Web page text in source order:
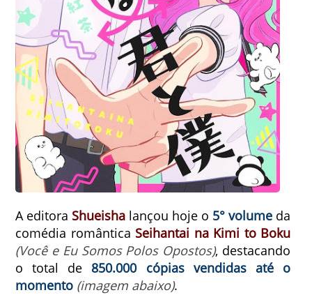
A editora Shueisha lançou hoje o 5° volume da
comédia romântica Seihantai na Kimi to Boku
(Você e Eu Somos Polos Opostos), destacando
o total de 850.000 cópias vendidas até o
momento (imagem abaixo).